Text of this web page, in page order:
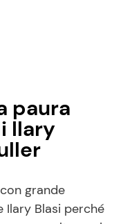
paura
Ilary
grande
Ilary Blasi perché